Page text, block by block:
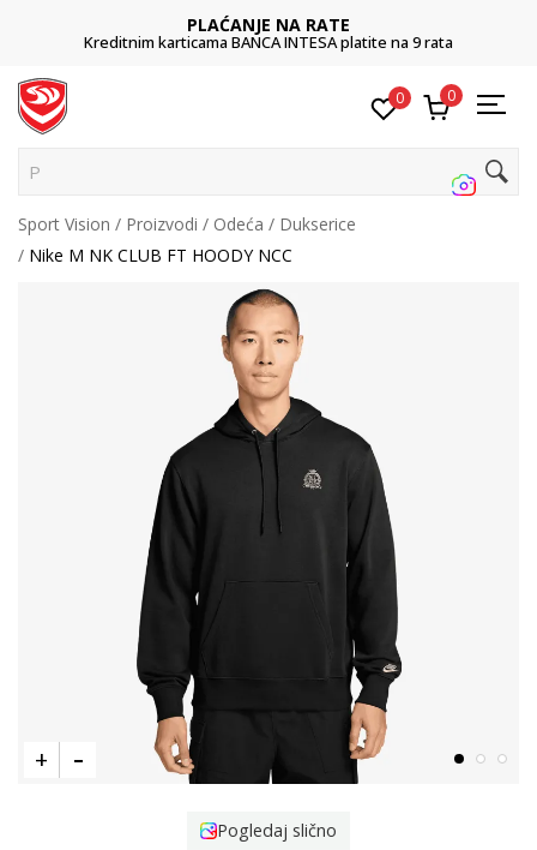
PLAĆANJE NA RATE
Kreditnim karticama BANCA INTESA platite na 9 rata
0 0
Pretr
Sport Vision Proizvodi Odeća
Dukserice
Nike M NK CLUB FT HOODY NCC
Pogledaj slično